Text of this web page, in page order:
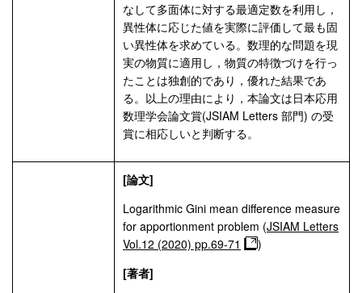
なして多面体に対する最適定数を利用し，
異性体に応じた値を実際に評価して最も固
い異性体を求めている。数理的な問題を現
実の物質に適用し，物質の特徴づけを行っ
たことは独創的であり，優れた結果であ
る。以上の理由により，本論文は日本応用
数理学会論文賞(JSIAM Letters 部門) の受
賞に相応しいと判断する。
[論文]
Logarithmic Gini mean difference measure
for apportionment problem (JSIAM Letters
Vol.12 (2020) pp.69-71
)
[著者]